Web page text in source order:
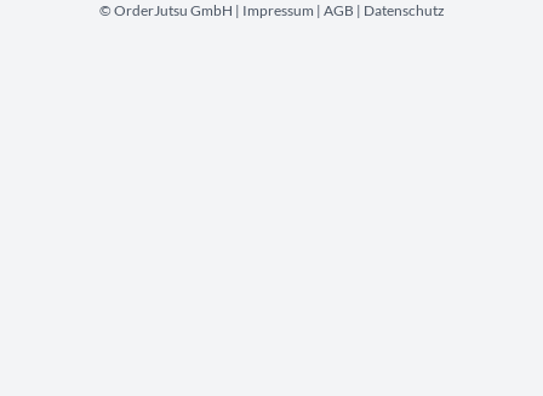
© OrderJutsu GmbH | Impressum | AGB | Datenschutz